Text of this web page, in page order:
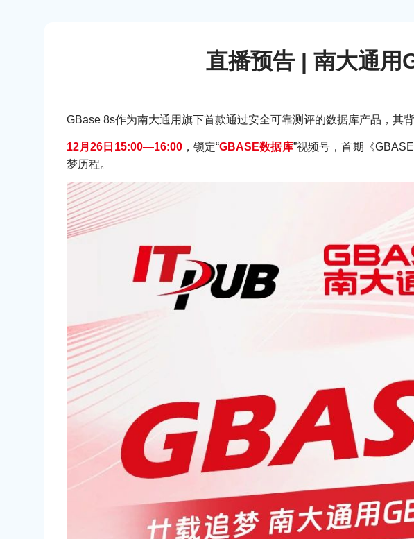
直播预告 | 南大通用
GBase 8s作为南大通用旗下首款通过安全可靠测评的数据库产品，其
12月26日15:00—16:00，锁定“GBASE数据库”视频号，首期《
梦历程。